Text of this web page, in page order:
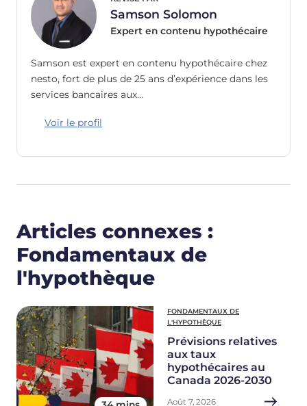
Samson Solomon
Expert en contenu hypothécaire
Samson est expert en contenu hypothécaire chez
nesto, fort de plus de 25 ans d’expérience dans les
services bancaires aux…
Voir le profil
Articles connexes :
Fondamentaux de
l'hypothèque
FONDAMENTAUX DE
L'HYPOTHÈQUE
Prévisions relatives
aux taux
hypothécaires au
Canada 2026-2030
Août 7, 2026